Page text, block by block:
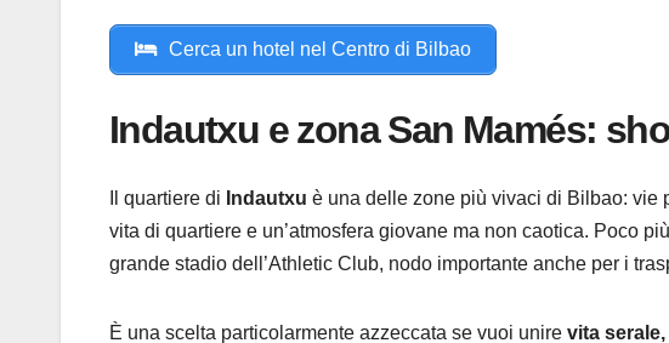
Cerca un hotel nel Centro di Bilbao
Indautxu e zona San Mamés:
Il quartiere di Indautxu è una delle zone più vivaci di Bilbao: vie
vita di quartiere e un’atmosfera giovane ma non caotica. Poco
grande stadio dell’Athletic Club, nodo importante anche per i
È una scelta particolarmente azzeccata se vuoi unire vita